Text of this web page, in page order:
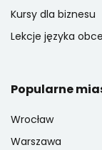
Kursy dla biznesu
Lekcje języka
Popularne
Wrocław
Warszawa